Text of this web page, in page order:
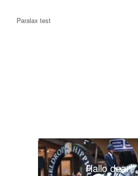
Paralax test
Hallo daar!